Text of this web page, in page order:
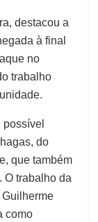
destacou a
à final
no
trabalho
do
que também
O trabalho da
como